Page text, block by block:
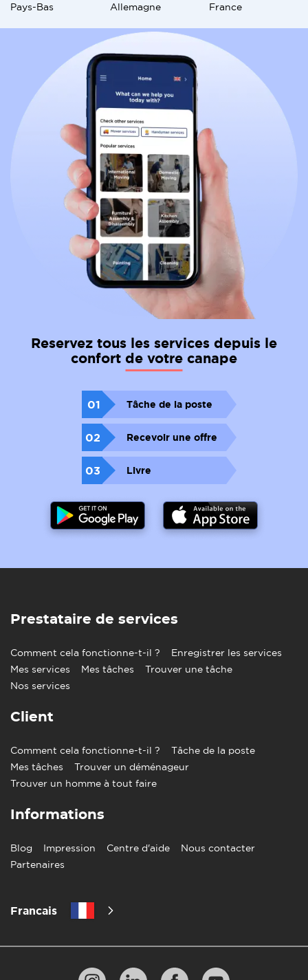
Pays-Bas
Allemagne
France
Reservez tous les services depuis le
confort de votre canape
01 Tâche de la poste
02 Recevoir une offre
03 Livre
Prestataire de services
Comment cela fonctionne-t-il ?
Enregistrer les services
Mes services
Mes tâches
Trouver une tâche
Nos services
Client
Comment cela fonctionne-t-il ?
Tâche de la poste
Mes tâches
Trouver un déménageur
Trouver un homme à tout faire
Informations
Blog Impression Centre d'aide
Nous contacter
Partenaires
Francais